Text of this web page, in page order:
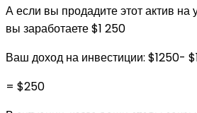
А если вы продадите этот актив на
вы заработаете $1 250
Ваш доход на инвестиции: $1250-
= $250